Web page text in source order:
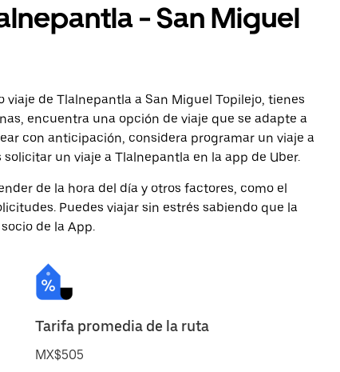
- San Miguel
de Tlalnepantla a San Miguel Topilejo, tienes
encuentra una opción de viaje que se adapte a
con anticipación, considera programar un viaje a
un viaje a Tlalnepantla en la app de Uber.
de la hora del día y otros factores, como el
Puedes viajar sin estrés sabiendo que la
de la App.
Tarifa promedia de la ruta
MX$505